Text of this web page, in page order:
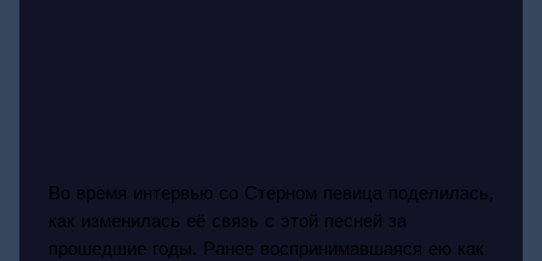
Во время интервью со Стерном певица поделилась,
как изменилась её связь с этой песней за
прошедшие годы. Ранее воспринимавшаяся ею как